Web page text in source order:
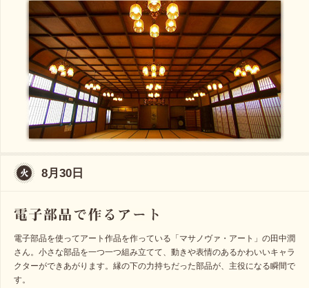
8月30日
電子部品を使ってアート作品を作っている「マサノヴァ・アート」の田中潤
さん。小さな部品を一つ一つ組み立てて、動きや表情のあるかわいいキャラ
クターができあがります。縁の下の力持ちだった部品が、主役になる瞬間で
す。